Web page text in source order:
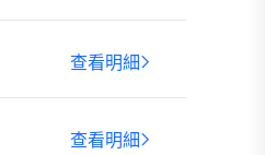
查看明細
查看明細